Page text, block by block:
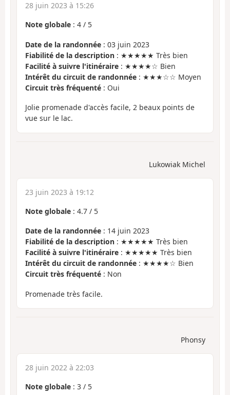
28 juin 2023 à 15:26
Note globale : 4 / 5
Date de la randonnée : 03 juin 2023
Fiabilité de la description : ★★★★★ Très bien
Facilité à suivre l'itinéraire : ★★★★☆ Bien
Intérêt du circuit de randonnée : ★★★☆☆ Moyen
Circuit très fréquenté : Oui
Jolie promenade d'accès facile, 2 beaux points de
vue sur le lac.
Lukowiak Michel
23 juin 2023 à 19:12
Note globale : 4.7 / 5
Date de la randonnée : 14 juin 2023
Fiabilité de la description : ★★★★★ Très bien
Facilité à suivre l'itinéraire : ★★★★★ Très bien
Intérêt du circuit de randonnée : ★★★★☆ Bien
Circuit très fréquenté : Non
Promenade très facile.
Phonsy
28 juin 2022 à 22:03
Note globale : 3 / 5